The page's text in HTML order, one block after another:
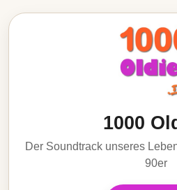
1000
Der Soundtrack unseres
90er